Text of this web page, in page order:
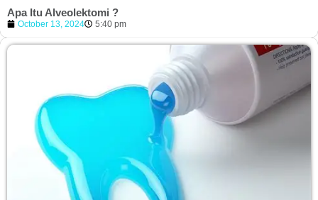
Apa Itu Alveolektomi ?
October 13, 2024 5:40 pm